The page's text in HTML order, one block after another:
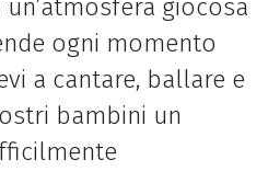
giocosa
ogni momento
a cantare, ballare e
bambini un